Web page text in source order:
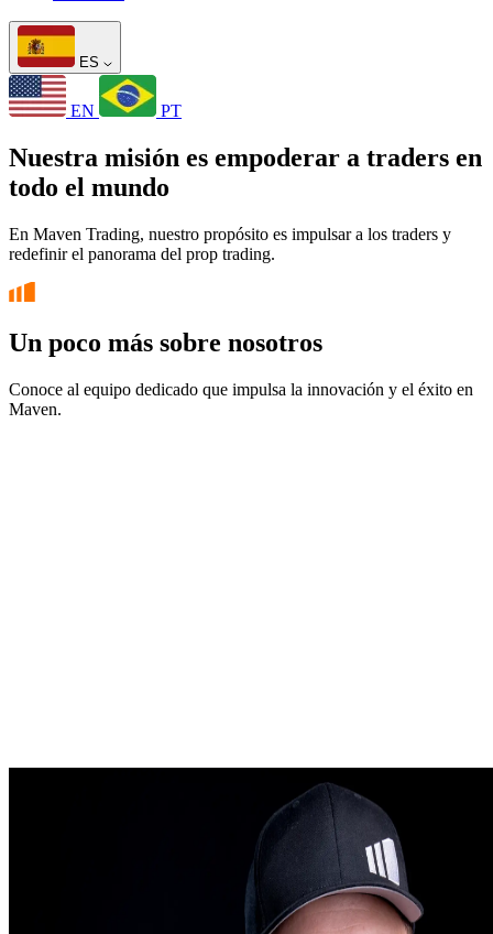
ES
EN PT
Nuestra misión es empoderar a traders en
todo el mundo
En Maven Trading, nuestro propósito es impulsar a los traders y
redefinir el panorama del prop trading.
Un poco más sobre nosotros
Conoce al equipo dedicado que impulsa la innovación y el éxito en
Maven.